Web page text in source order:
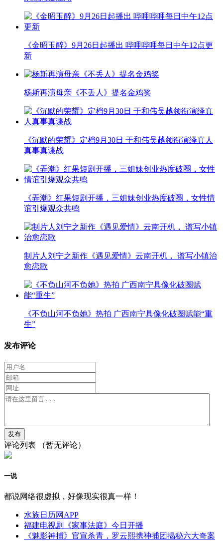
《金昭玉醉》9月26日起播出 哔哩哔哩每日中午12点更
新
杨斯再演母亲《不丢人》提名金鸡奖
《沉默的荣耀》定档9月30日 于和伟吴越领衔演绎真人
真事真谍战
《弄潮》红果短剧开播，三姐妹创业热度破圈，女性情
谊引爆观众共鸣
制片人刘宁之新作《遇见爱情》云南开机， 谱写小镇治
愈恋歌
《不负山河不负她》热拍 广西南宁具像化破圈赋能“重
生”
发布评论
评论列表 （暂无评论）
一说
都说网络很虚拟，好像现实很真一样！
水族日历网APP
福建电视剧《家事法庭》今日开播
《魅影神捕》官宣杀青，罗云熙携神捕团揭秘六大奇案